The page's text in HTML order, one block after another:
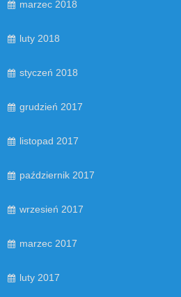
marzec 2018
luty 2018
styczeń 2018
grudzień 2017
listopad 2017
październik 2017
wrzesień 2017
marzec 2017
luty 2017